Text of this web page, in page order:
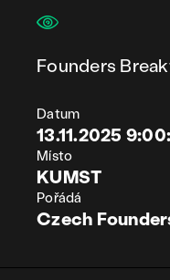
Founders
Datum
13.11.2025
Místo
KUMST
Pořádá
Czech